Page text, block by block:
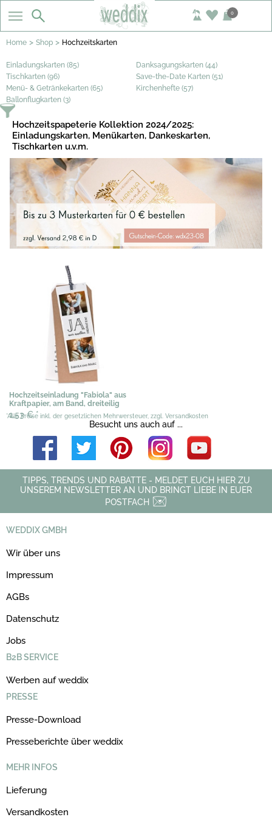
0
Home > Shop > Hochzeitskarten
Einladungskarten (85)
Danksagungskarten (44)
Tischkarten (96)
Save-the-Date Karten (51)
Menü- & Getränkekarten (65)
Kirchenhefte (57)
Ballonflugkarten (3)
Hochzeitspapeterie Kollektion 2024/2025:
Einladungskarten, Menükarten, Dankeskarten,
Tischkarten u.v.m.
Hochzeitseinladung "Fabiola" aus
Kraftpapier, am Band, dreiteilig
1,53 €*
*Alle Preise inkl. der gesetzlichen Mehrwersteuer, zzgl. Versandkosten
Besucht uns auch auf ...
TIPPS, TRENDS UND RABATTE - MELDET EUCH HIER ZU
UNSEREM NEWSLETTER AN UND BRINGT LIEBE IN EUER
POSTFACH
WEDDIX GMBH
Wir über uns
Impressum
AGBs
Datenschutz
Jobs
B2B SERVICE
Werben auf weddix
PRESSE
Presse-Download
Presseberichte über weddix
MEHR INFOS
Lieferung
Versandkosten